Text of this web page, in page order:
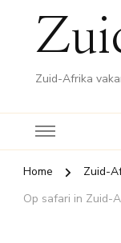
Zuid-Afrika
Home Zuid-
Op safari in Zuid-